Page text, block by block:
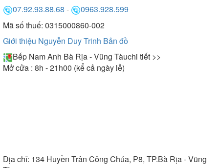
07.92.93.88.68 -
0963.928.599
Mã số thuế: 0315000860-002
Giới thiệu Nguyễn Duy Trinh Bản đồ
Bếp Nam Anh Bà Rịa - Vũng Tàuchi tiết >>
Mở cửa : 8h - 21h00 (kể cả ngày lễ)
Địa chỉ: 134 Huyền Trân Công Chúa, P8, TP.Bà Rịa - Vũng